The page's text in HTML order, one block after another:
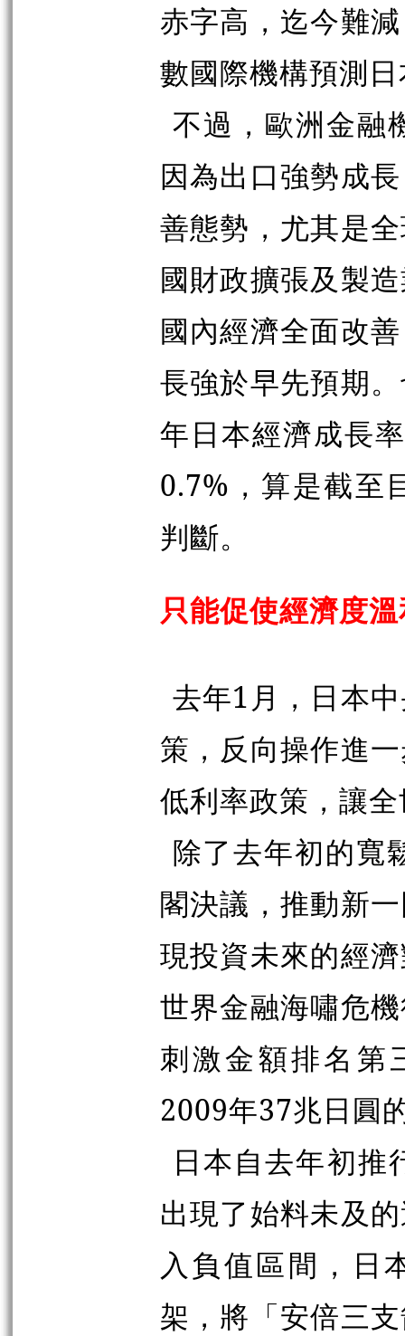
赤字高，迄今難
數國際機構預測
不過，歐洲金融
因為出口強勢成
善態勢，尤其是
國財政擴張及製
國內經濟全面改
長強於早先預期
年日本經濟成長
0.7%，算是截至
判斷。
只能促使經濟度
去年1月，日本
策，反向操作進
低利率政策，讓
除了去年初的寬
閣決議，推動新
現投資未來的經
世界金融海嘯危
刺激金額排名第
2009年37兆日圓
日本自去年初推
出現了始料未及
入負值區間，日
架，將「安倍三